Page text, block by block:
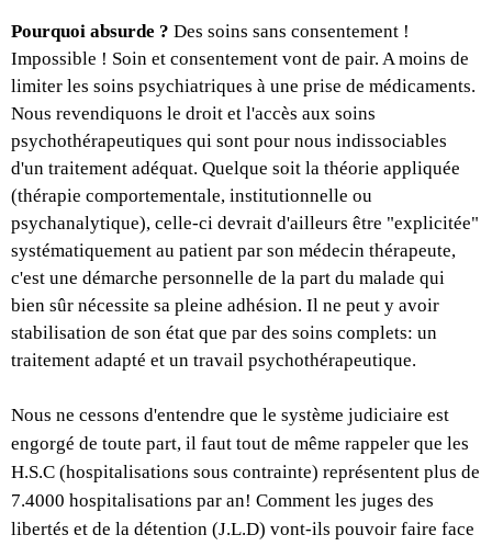
Pourquoi absurde ? Des soins sans consentement !
Impossible ! Soin et consentement vont de pair. A moins de
limiter les soins psychiatriques à une prise de médicaments.
Nous revendiquons le droit et l'accès aux soins
psychothérapeutiques qui sont pour nous indissociables
d'un traitement adéquat. Quelque soit la théorie appliquée
(thérapie comportementale, institutionnelle ou
psychanalytique), celle-ci devrait d'ailleurs être "explicitée"
systématiquement au patient par son médecin thérapeute,
c'est une démarche personnelle de la part du malade qui
bien sûr nécessite sa pleine adhésion. Il ne peut y avoir
stabilisation de son état que par des soins complets: un
traitement adapté et un travail psychothérapeutique.
Nous ne cessons d'entendre que le système judiciaire est
engorgé de toute part, il faut tout de même rappeler que les
H.S.C (hospitalisations sous contrainte) représentent plus de
7.4000 hospitalisations par an! Comment les juges des
libertés et de la détention (J.L.D) vont-ils pouvoir faire face